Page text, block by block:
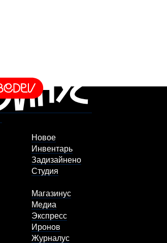
Новое
Инвентарь
Задизайнено
Студия
Магазинус
Медиа
Экспресс
Иронов
Журналус